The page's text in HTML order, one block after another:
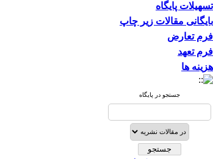
تسهیلات پایگاه
بایگانی مقالات زیر چاپ
فرم تعارض
فرم تعهد
هزینه ها
جستجو در پایگاه